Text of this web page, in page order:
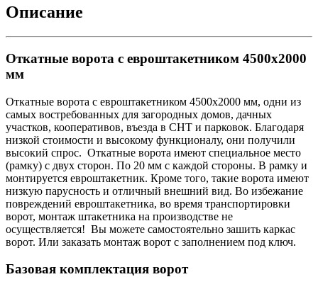
Описание
Откатные ворота с евроштакетником 4500х2000
мм
Откатные ворота с евроштакетником 4500х2000 мм, одни из
самых востребованных для загородных домов, дачных
участков, кооперативов, въезда в СНТ и парковок. Благодаря
низкой стоимости и высокому функционалу, они получили
высокий спрос. Откатные ворота имеют специальное место
(рамку) с двух сторон. По 20 мм с каждой стороны. В рамку и
монтируется евроштакетник. Кроме того, такие ворота имеют
низкую парусность и отличный внешний вид. Во избежание
повреждений евроштакетника, во время транспортировки
ворот, монтаж штакетника на производстве не
осуществляется! Вы можете самостоятельно зашить каркас
ворот. Или заказать монтаж ворот с заполнением под ключ.
Базовая комплектация ворот